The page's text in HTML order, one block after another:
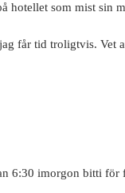
hotellet som mist sin
får tid troligtvis. Vet
6:30 imorgon bitti